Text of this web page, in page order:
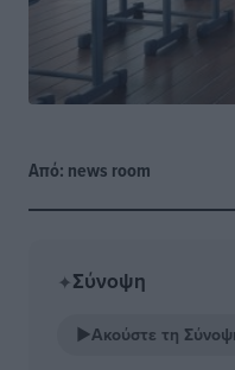
Από: news room
✦Σύνοψη
▶Ακούστε τη